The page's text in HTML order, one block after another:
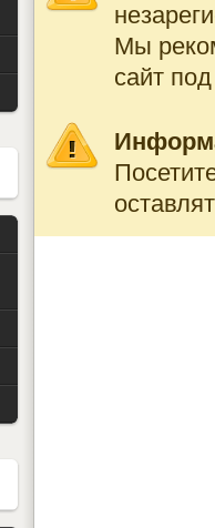
Мы
сайт